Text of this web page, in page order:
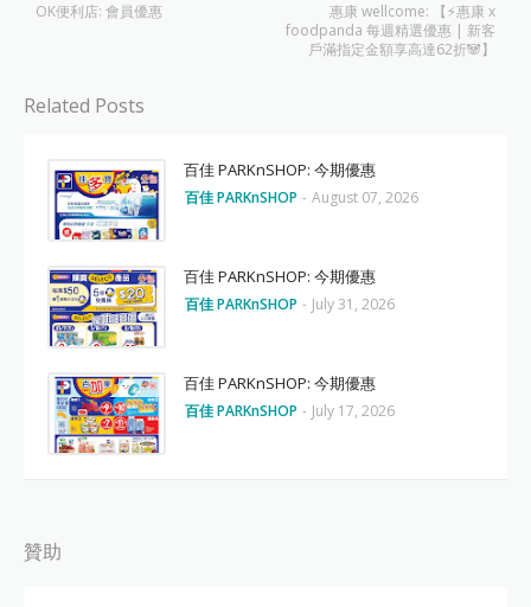
惠康 wellcome: 【⚡惠康 x
foodpanda 每週精選優惠 | 新客
戶滿指定金額享高達62折🐼】
OK便利店: 會員優惠
Related Posts
百佳 PARKnSHOP: 今期優惠
百佳 PARKnSHOP - August 07, 2026
百佳 PARKnSHOP: 今期優惠
百佳 PARKnSHOP - July 31, 2026
百佳 PARKnSHOP: 今期優惠
百佳 PARKnSHOP - July 17, 2026
贊助